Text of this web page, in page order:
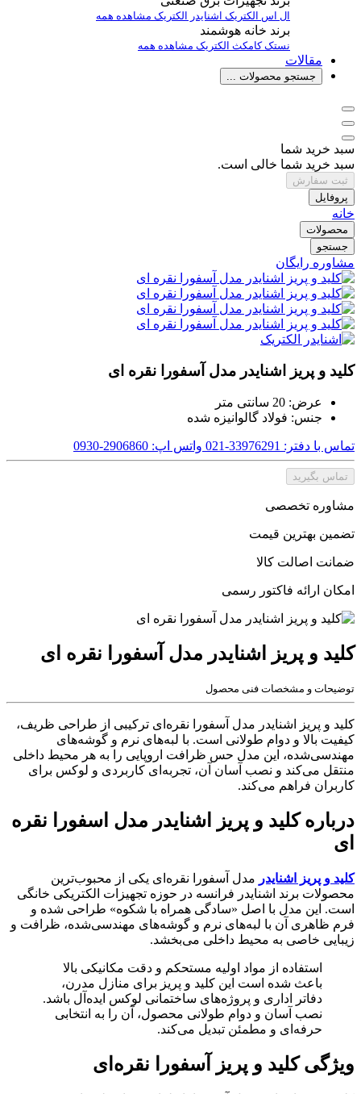
ال اس الکتریک اشنایدر الکتریک مشاهده همه
برند خانه هوشمند
نستککامکث الکتریک مشاهده همه
مقالات
جستجو محصولات ...
سبد خرید شما
سبد خرید شما خالی است.
ثبت سفارش
پروفایل
خانه
محصولات
جستجو
مشاوره رایگان
کلید و پریز اشنایدر مدل آسفورا نقره ای
عرض: 20 سانتی متر
جنس: فولاد گالوانیزه شده
تماس با دفتر: 33976291-021 واتس اپ: 2906860-0930
تماس بگیرید
مشاوره تخصصی
تضمین بهترین قیمت
ضمانت اصالت کالا
امکان ارائه فاکتور رسمی
کلید و پریز اشنایدر مدل آسفورا نقره ای
توضیحات و مشخصات فنی محصول
کلید و پریز اشنایدر مدل آسفورا نقره‌ای ترکیبی از طراحی ظریف،
کیفیت بالا و دوام طولانی است. با لبه‌های نرم و گوشه‌های
مهندسی‌شده، این مدل حس ظرافت اروپایی را به هر محیط داخلی
منتقل می‌کند و نصب آسان آن، تجربه‌ای کاربردی و لوکس برای
کاربران فراهم می‌کند.
درباره کلید و پریز اشنایدر مدل اسفورا نقره
ای
کلید و پریز اشنایدر مدل آسفورا نقره‌ای یکی از محبوب‌ترین
محصولات برند اشنایدر فرانسه در حوزه تجهیزات الکتریکی خانگی
است. این مدل با اصل «سادگی همراه با شکوه» طراحی شده و
فرم ظاهری آن با لبه‌های نرم و گوشه‌های مهندسی‌شده، ظرافت و
زیبایی خاصی به محیط داخلی می‌بخشد.
استفاده از مواد اولیه مستحکم و دقت مکانیکی بالا
باعث شده است این کلید و پریز برای منازل مدرن،
دفاتر اداری و پروژه‌های ساختمانی لوکس ایده‌آل باشد.
نصب آسان و دوام طولانی محصول، آن را به انتخابی
حرفه‌ای و مطمئن تبدیل می‌کند.
ویژگی‌ کلید و پریز آسفورا نقره‌ای